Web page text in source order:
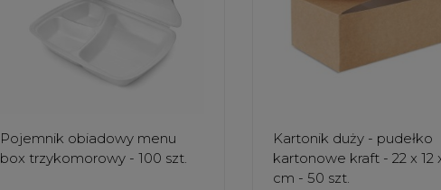
Pojemnik obiadowy menu
box trzykomorowy - 100 szt.
Kartonik duży - pudełko
kartonowe kraft - 22 x 12
cm - 50 szt.